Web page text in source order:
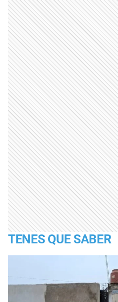
TENES QUE SABER